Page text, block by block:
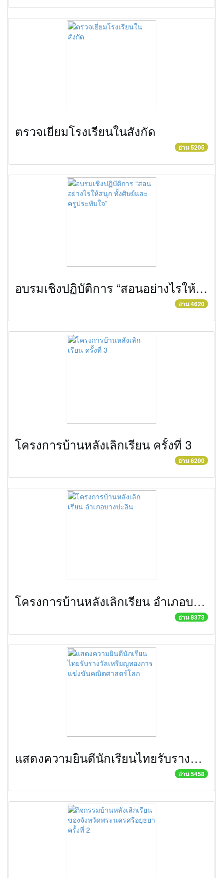
ตรวจเยี่ยมโรงเรียนในสังกัด
อ่าน 5205
อบรมเชิงปฏิบัติการ “สอนอย่างไรให้สนุก ทั้งศิษย์และครูประทับใจ”
อ่าน 4620
โครงการบ้านหลังเลิกเรียน ครั้งที่ 3
อ่าน 6200
โครงการบ้านหลังเลิกเรียน อำเภอบางปะอิน
อ่าน 8373
แสดงความยินดีนักเรียนไทยรับรางวัลเหรียญทองการแข่งขันคณิตศาสตร์โลก
อ่าน 5458